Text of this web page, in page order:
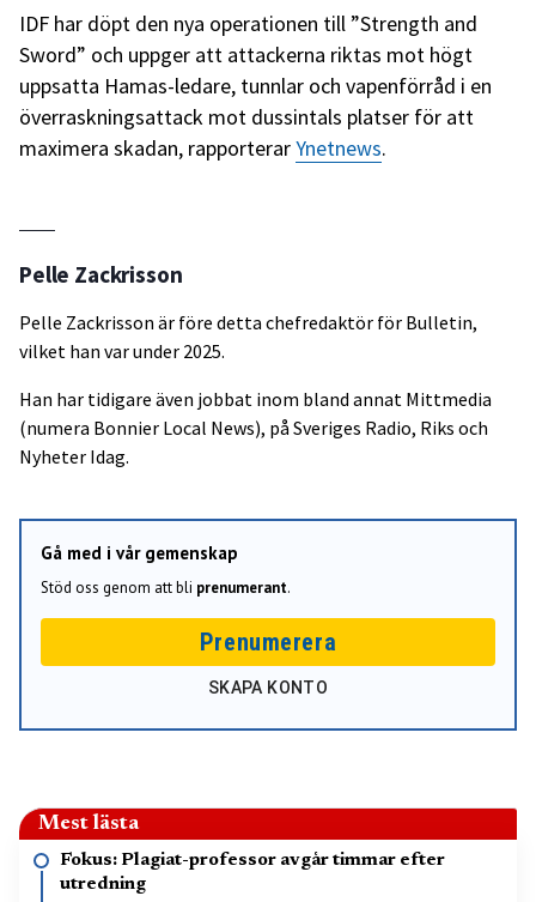
IDF har döpt den nya operationen till ”Strength and
Sword” och uppger att attackerna riktas mot högt
uppsatta Hamas-ledare, tunnlar och vapenförråd i en
överraskningsattack mot dussintals platser för att
maximera skadan, rapporterarYnetnews.
Pelle Zackrisson
Pelle Zackrisson är före detta chefredaktör för Bulletin,
vilket han var under 2025.
Han har tidigare även jobbat inom bland annat Mittmedia
(numera Bonnier Local News), på Sveriges Radio, Riks och
Nyheter Idag.
Gå med i vår gemenskap
Stöd oss genom att bli prenumerant.
Prenumerera
SKAPA KONTO
Mest lästa
Fokus: Plagiat-professor avgår timmar efter
utredning